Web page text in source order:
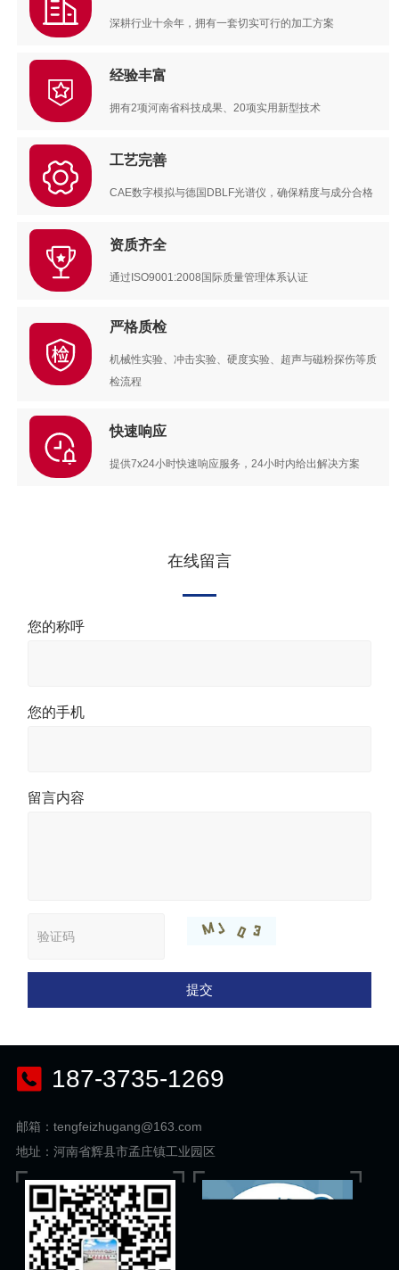
深耕行业十余年，拥有一套切实可行的加工方案
经验丰富
拥有2项河南省科技成果、20项实用新型技术
工艺完善
CAE数字模拟与德国DBLF光谱仪，确保精度与成分合格
资质齐全
通过ISO9001:2008国际质量管理体系认证
严格质检
机械性实验、冲击实验、硬度实验、超声与磁粉探伤等质
检流程
快速响应
提供7x24小时快速响应服务，24小时内给出解决方案
在线留言
您的称呼
您的手机
留言内容
提交
187-3735-1269
邮箱：tengfeizhugang@163.com
地址：河南省辉县市孟庄镇工业园区